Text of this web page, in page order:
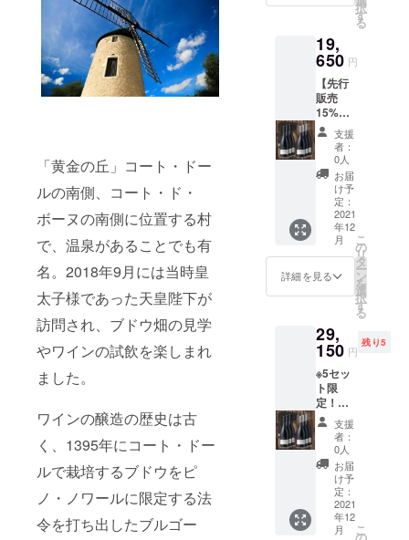
「黄金の丘」コート・ドー
ルの南側、コート・ド・
ボーヌの南側に位置する村
で、温泉があることでも有
名。2018年9月には当時皇
太子様であった天皇陛下が
訪問され、ブドウ畑の見学
やワインの試飲を楽しまれ
ました。
ワインの醸造の歴史は古
く、1395年にコート・ドー
ルで栽培するブドウをピ
ノ・ノワールに限定する法
令を打ち出したブルゴー
合わせ
だくこ
とがで
きま
す。 選
択項目
より、
お選び
くださ
い。 ----
-----------
-----------
-----------
---------
※20歳未
満の方
の飲酒
は法律
で禁止
いま
す。 20
歳未満
の方へ
の酒類
の販売
は致し
ませ
ん。
ださ
い。 ----
-----------
-----------
---------
※20歳未
満の方
の飲酒
は法律
で禁止
されて
いま
す。 20
歳未満
の方へ
の酒類
ませ
ん。
￥6,270
- 合計2
本
￥12,54
0-
（税
込・送
料込） -
-----------
-----------
-----------
-----------
- 2本の
内容
を、赤
と白ワ
インご
わせて
いただ
くこと
ができ
ます。
選択項
目よ
り、本
数をお
選びく
ださ
い。 ----
-----------
-----------
Blanc
2019
ン・バ
プティ
スタ・
ジェシ
オー
ム
シャ
サー
ニュ・
モン
ラッ
シェ
シャル
ドネ］
￥9,900
- 1本
本 通
常価
格
￥17,82
0-
（税
込・送
料込）
特別価
格
￥16,20
ワー
ル］
750ml
定価：
￥7,920
- 1本
白ワイ
ン
Jean
Baptist
Jessiau
A.O.C.
Chassa
gne-
Montra
［ジャ
ン・バ
スタ・
ジェシ
オー
ム
シャ
サー
ニュ・
モン
ラッ
シェ
産
Jean
e
Jessiau
me
A.O.C.
Bourgo
gne
Pinot
Noir
2019
［ジャ
ン・バ
プティ
スタ・
ジェシ
オー
ム ブ
ルゴー
ワー
ル］
750ml
定価：
￥3,850
- 白ワイ
ン
Jean
Baptist
e
Jessiau
A.O.C.
Bourgo
択
す
る
19,
650 円
【先行
販売
15%割
引＆送
料込
み】ブ
ルゴー
ニュ産
ワイン6
本セッ
イン
Jean
Baptist
e
Jessiau
A.O.C.
Bourgo
gne
Pinot
Noir
2019
［ジャ
ン・バ
プティ
スタ・
ジェシ
オー
ム ブ
ルゴー
ニュ
支援
者：
0人
お届
け予
定：
2021
年12
月
詳細を見る
こ
の
リ
タ
ー
ン
を
選
択
す
る
29,
150 円
残り5
※5セッ
ト限
定！
【数量
限定
20%割
引＆送
料込
み】サ
ント
ネー産
ワイン6
支援
者：
0人
お届
け予
定：
2021
年12
月
こ
の